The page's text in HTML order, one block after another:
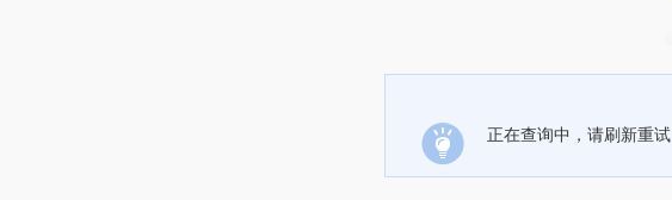
正在查询中，请刷新重试